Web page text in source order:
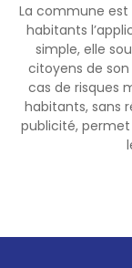
La commune est
habitants
simple, elle
citoyens de
cas de risques
habitants, sans
publicité, permet